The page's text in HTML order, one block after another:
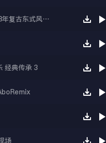
【沈风串烧】2025Dj东东-带你怀旧2008年复古东式风格主打
经典传承 3
场